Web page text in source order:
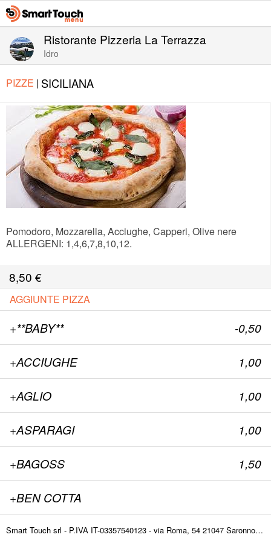
Ristorante Pizzeria La Terrazza
Idro
PIZZE | SICILIANA
Pomodoro, Mozzarella, Acciughe, Capperi, Olive nere
ALLERGENI: 1,4,6,7,8,10,12.
8,50 €
AGGIUNTE PIZZA
+**BABY** -0,50
+ACCIUGHE 1,00
+AGLIO 1,00
+ASPARAGI 1,00
+BAGOSS 1,50
+BEN COTTA
+BRESAOLA 1,00Smart Touch srl - P.IVA IT-03357540123 - via Roma, 54 21047 Saronno (VA) ITALY